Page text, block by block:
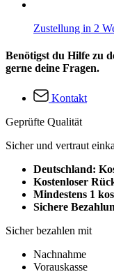
Zustellung in 2
Benötigst du Hilfe zu
gerne deine Fragen.
Kontakt
Geprüfte Qualität
Sicher und vertraut
Deutschland:
Kostenloser
Mindestens 1
Sichere
Sicher bezahlen mit
Nachnahme
Vorauskasse